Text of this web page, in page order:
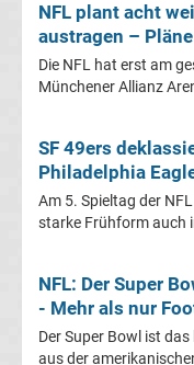
Ergebnisse
Conference
League
Tabelle
NFL plant acht
austragen –
Die NFL hat erst am
Münchener Allianz
SF 49ers
Philadelphia
Am 5. Spieltag der
starke Frühform auch
NFL: Der Super
- Mehr als nur
Der Super Bowl ist
aus der